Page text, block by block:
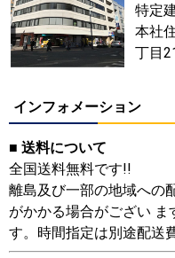
特定
本社
丁目
インフォメーション
■ 送料について
全国送料無料です!!
離島及び一部の地域への
がかかる場合がござい ま
す。時間指定は別途配送